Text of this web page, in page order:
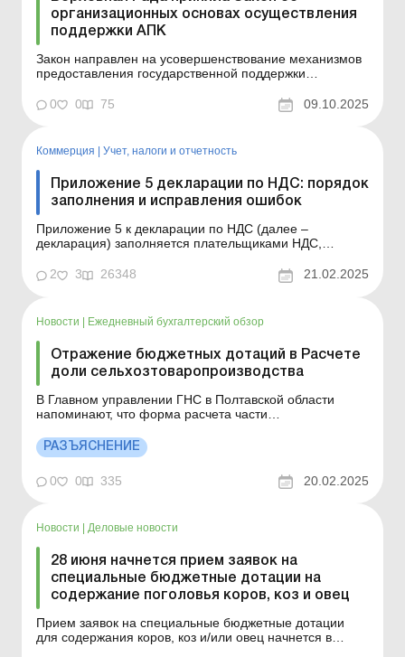
организационных основах осуществления
поддержки АПК
Закон направлен на усовершенствование механизмов
предоставления государственной поддержки
повышение эффективности использования бюджетных
средств, а также создание прозрачных и понятных
октября 2025 года принял...
0 0 75 09.10.2025
Коммерция Учет, налоги и отчетность
Приложение 5 декларации по НДС: порядок
заполнения и исправления ошибок
Приложение 5 к декларации по НДС (далее –
декларация) заполняется плательщиками НДС,
соответствии с п. 199.1 Налогового кодекса (далее –
НК) (заполняют таблицы 1 и 2) и плательщиками,
(заполняют таблицу 3). ...
2 3 26348 21.02.2025
Новости | Ежедневный бухгалтерский обзор
Отражение бюджетных дотаций в Расчете
доли сельхозтоваропроизводства
В Главном управлении ГНС в Полтавской области
напоминают, что форма расчета части
утверждена приказом Министерства аграрной
политики и продовольствия от 26.12.2011 № 772 «Об
утверждении Расчета доли сельскохозяйственного
товаропроизводства». ...
РАЗЪЯСНЕНИЕ
0 0 335 20.02.2025
Новости | Деловые новости
28 июня начнется прием заявок на
специальные бюджетные дотации на
содержание поголовья коров, коз и овец
Прием заявок на специальные бюджетные дотации
для содержания коров, коз и/или овец начнется в